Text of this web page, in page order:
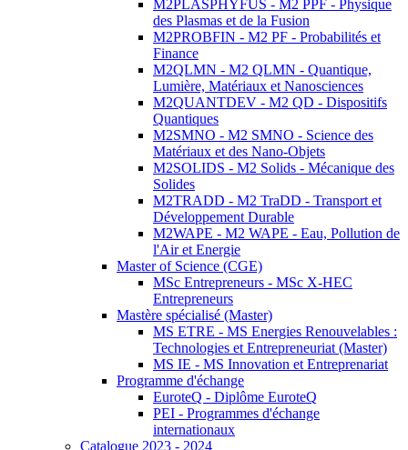
M2PLASPHYFUS - M2 PPF - Physique
des Plasmas et de la Fusion
M2PROBFIN - M2 PF - Probabilités et
Finance
M2QLMN - M2 QLMN - Quantique,
Lumière, Matériaux et Nanosciences
M2QUANTDEV - M2 QD - Dispositifs
Quantiques
M2SMNO - M2 SMNO - Science des
Matériaux et des Nano-Objets
M2SOLIDS - M2 Solids - Mécanique des
Solides
M2TRADD - M2 TraDD - Transport et
Développement Durable
M2WAPE - M2 WAPE - Eau, Pollution de
l'Air et Energie
Master of Science (CGE)
MSc Entrepreneurs - MSc X-HEC
Entrepreneurs
Mastère spécialisé (Master)
MS ETRE - MS Energies Renouvelables :
Technologies et Entrepreneuriat (Master)
MS IE - MS Innovation et Entreprenariat
Programme d'échange
EuroteQ - Diplôme EuroteQ
PEI - Programmes d'échange
internationaux
Catalogue 2023 - 2024